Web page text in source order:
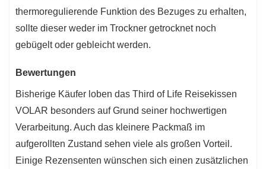
thermoregulierende Funktion des Bezuges zu erhalten,
sollte dieser weder im Trockner getrocknet noch
gebügelt oder gebleicht werden.
Bewertungen
Bisherige Käufer loben das Third of Life Reisekissen
VOLAR besonders auf Grund seiner hochwertigen
Verarbeitung. Auch das kleinere Packmaß im
aufgerollten Zustand sehen viele als großen Vorteil.
Einige Rezensenten wünschen sich einen zusätzlichen